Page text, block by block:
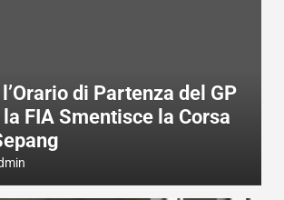
di Partenza del GP
FIA Smentisce la Corsa